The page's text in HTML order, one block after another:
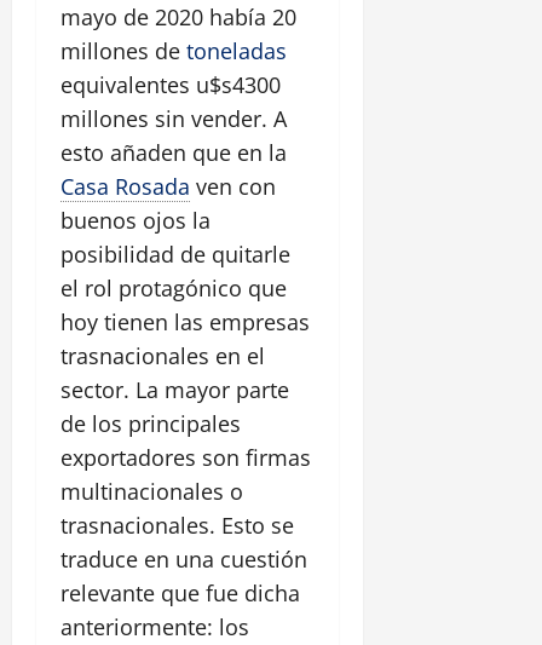
mayo de 2020 había 20
millones de toneladas
equivalentes u$s4300
millones sin vender. A
esto añaden que en la
Casa Rosada ven con
buenos ojos la
posibilidad de quitarle
el rol protagónico que
hoy tienen las empresas
trasnacionales en el
sector. La mayor parte
de los principales
exportadores son firmas
multinacionales o
trasnacionales. Esto se
traduce en una cuestión
relevante que fue dicha
anteriormente: los